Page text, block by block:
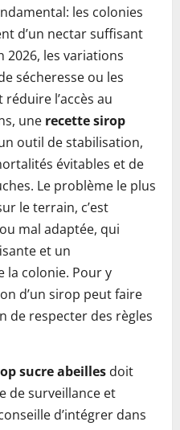
les colonies
d’un nectar suffisant
2026, les variations
sécheresse ou les
l’accès au
une recette sirop
outil de stabilisation,
évitables et de
Le problème le plus
le terrain, c’est
mal adaptée, qui
et un
la colonie. Pour y
d’un sirop peut faire
de respecter des règles
sucre abeilles doit
de surveillance et
d’intégrer dans